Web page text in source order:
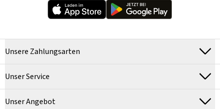
Unsere Zahlungsarten
Unser Service
Unser Angebot